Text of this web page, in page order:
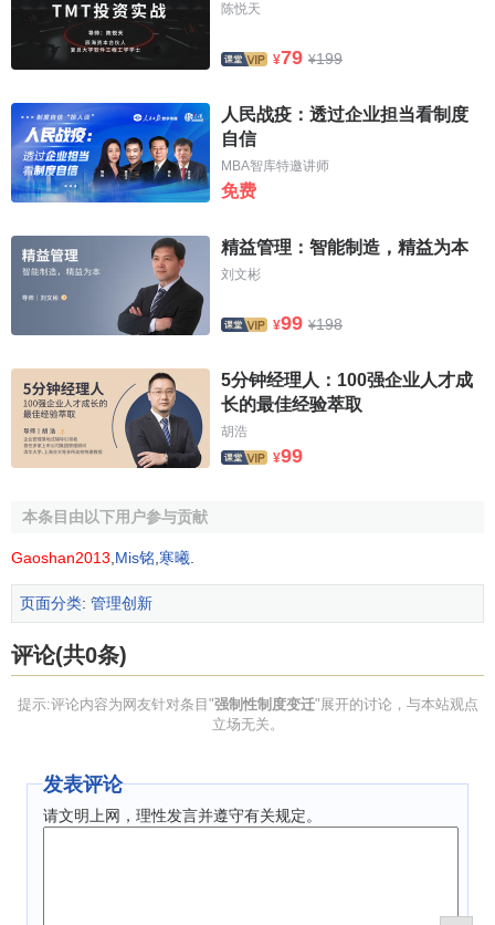
感。统治者想做的一切，都是在他看来足以使他自己效用最
大化的事情。然而，统治者至少要维持一套规则来减少统治
国家的交易费用。这些规则包括统一度量衡和解决不利的司
法系统。统治者的权力、威望和
财
富 ，因此统治者也会提供一套促进生产和贸易的产权和一套
执行合约的执行程序。统治政治系统的费用取决于统治者被
承认的合法性，因此，为了使选民们确信他的权威合法性，
经济增长
时会出现制度不均衡。有些制度不均衡可以由
诱致性创新来消除。然而，有些制度不均衡将由于私人和社
费用之间有分歧而继续存在下去。只要统治者的
预期收益高于他强制推行制度变迁
动来消除制度不均衡。尽管如此，如果 制度变迁会降低统治
者可获得的效用或威胁到统治者的生存，那么国家可能仍然
会维持某种无效率的不均衡。也就是说，统治者只有在下面
这种情况下才会采取行为来弥补制度创新
来衡量，强制推行一种新
会有激励去履行那些增进
为整体的社会财富最大化。
会需要的制度安排
给便可改进。
维持一种无效率的制度安排和国家不能采取行动来消除
陈悦天
¥79 ¥199
人民战疫：透过企业担当看制度
自信
MBA智库特邀讲师
免费
精益管理：智能制造，精益为本
刘文彬
¥99 ¥198
5分钟经理人：100强企业人才成
长的最佳经验萃取
胡浩
¥99
本条目由以下用户参与贡献
Gaoshan2013 Mis铭 寒曦
页面分类: 管理创新
评论(共0条)
提示:评论内容为网友针对条目"强制性制度变迁"展开的讨论，与本站观点
立场无关。
发表评论
请文明上网，理性发言并遵守有关规定。